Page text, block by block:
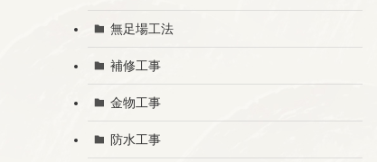
無足場工法
補修工事
金物工事
防水工事